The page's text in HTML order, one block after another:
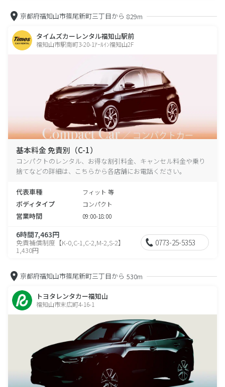
京都府福知山市篠尾新町三丁目から 829m
タイムズカーレンタル福知山駅前
福知山市駅南町3-20-1ｱｰﾙｲﾝ福知山2F
基本料金 免責別（C-1）
コンパクトのレンタル、お得な割引料金、キャンセル料金や乗り
捨てなどの詳細は、こちらから各店舗にお電話ください。
代表車種 フィット 等
ボディタイプ コンパクト
営業時間 09:00-18:00
6時間7,463円
免責補償制度【K-0,C-1,C-2,M-2,S-2】
1,430円
0773-25-5353
京都府福知山市篠尾新町三丁目から 530m
トヨタレンタカー福知山
福知山市末広町4-16-1